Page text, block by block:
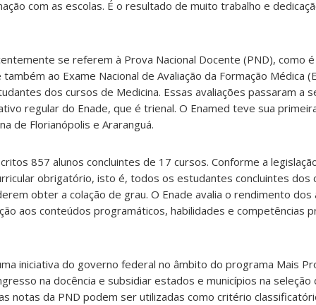
com as escolas. É o resultado de muito trabalho e
se referem à Prova Nacional Docente (PND), como
ao Exame Nacional de Avaliação da Formação Médica
dos cursos de Medicina. Essas avaliações passaram a
regular do Enade, que é trienal. O Enamed teve sua
de Florianópolis e Araranguá.
857 alunos concluintes de 17 cursos. Conforme a
obrigatório, isto é, todos os estudantes concluintes dos
obter a colação de grau. O Enade avalia o rendimento dos
aos conteúdos programáticos, habilidades e competências
iniciativa do governo federal no âmbito do programa Mais
na docência e subsidiar estados e municípios na
notas da PND podem ser utilizadas como critério